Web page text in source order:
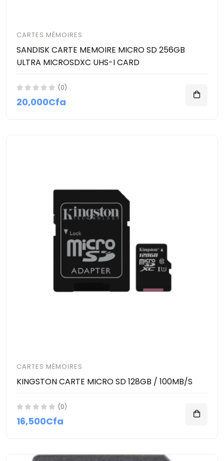
CARTES MÉMOIRES
SANDISK CARTE MEMOIRE MICRO SD 256GB
ULTRA MICROSDXC UHS-I CARD
(0)
20,000Cfa
CARTES MÉMOIRES
KINGSTON CARTE MICRO SD 128GB / 100MB/S
(0)
16,500Cfa